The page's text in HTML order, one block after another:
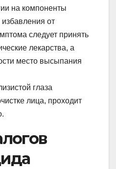
на компоненты
от
следует принять
лекарства, а
место высыпания
глаза
лица, проходит